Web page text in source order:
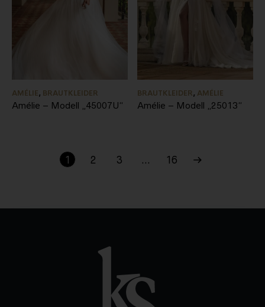
AMÉLIE, BRAUTKLEIDER
Amélie – Modell „45007U“
BRAUTKLEIDER, AMÉLIE
Amélie – Modell „25013“
1 2 3 … 16